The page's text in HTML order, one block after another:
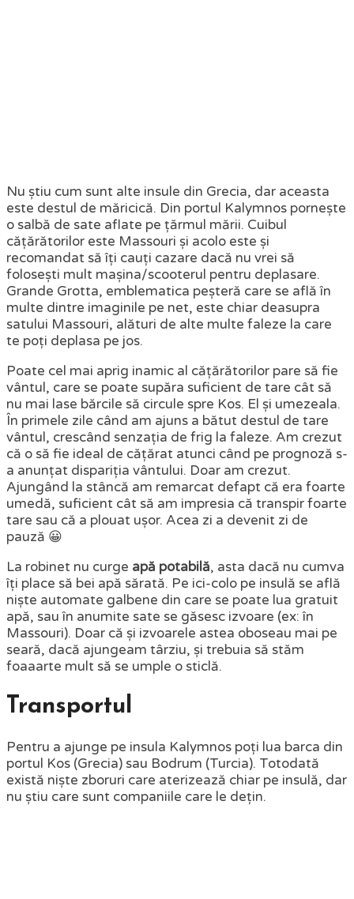
Nu știu cum sunt alte insule din Grecia, dar aceasta
este destul de măricică. Din portul Kalymnos pornește
o salbă de sate aflate pe țărmul mării. Cuibul
cățărătorilor este Massouri și acolo este și
recomandat să îți cauți cazare dacă nu vrei să
folosești mult mașina/scooterul pentru deplasare.
Grande Grotta, emblematica peșteră care se află în
multe dintre imaginile pe net, este chiar deasupra
satului Massouri, alături de alte multe faleze la care
te poți deplasa pe jos.
Poate cel mai aprig inamic al cățărătorilor pare să fie
vântul, care se poate supăra suficient de tare cât să
nu mai lase bărcile să circule spre Kos. El și umezeala.
În primele zile când am ajuns a bătut destul de tare
vântul, crescând senzația de frig la faleze. Am crezut
că o să fie ideal de cățărat atunci când pe prognoză s-
a anunțat dispariția vântului. Doar am crezut.
Ajungând la stâncă am remarcat defapt că era foarte
umedă, suficient cât să am impresia că transpir foarte
tare sau că a plouat ușor. Acea zi a devenit zi de
pauză 😀
La robinet nu curge apă potabilă, asta dacă nu cumva
îți place să bei apă sărată. Pe ici-colo pe insulă se află
niște automate galbene din care se poate lua gratuit
apă, sau în anumite sate se găsesc izvoare (ex: în
Massouri). Doar că și izvoarele astea oboseau mai pe
seară, dacă ajungeam târziu, și trebuia să stăm
foaaarte mult să se umple o sticlă.
Transportul
Pentru a ajunge pe insula Kalymnos poți lua barca din
portul Kos (Grecia) sau Bodrum (Turcia). Totodată
există niște zboruri care aterizează chiar pe insulă, dar
nu știu care sunt companiile care le dețin.